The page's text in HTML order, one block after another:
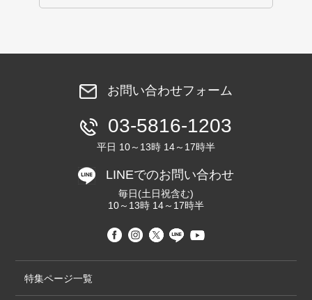
お問い合わせフォーム
03-5816-1203
平日 10～13時 14～17時半
LINEでのお問い合わせ
毎日(土日祝含む)
10～13時 14～17時半
特集ページ一覧